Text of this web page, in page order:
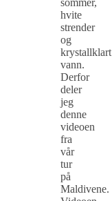
hvite
strender
og
krystallklart
vann.
Derfor
deler
jeg
denne
videoen
fra
vår
tur
på
Maldivene.